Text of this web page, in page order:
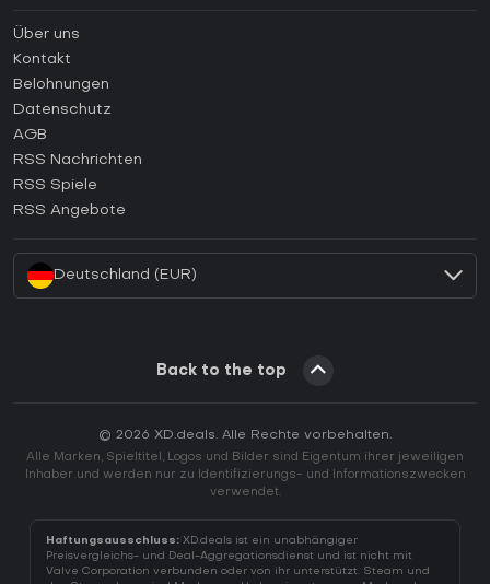
Anleitungen
Wie aktiviert man einen Steam CD Key?
Wie aktiviert man einen Epic Games CD Key?
Wie aktiviert man einen GOG CD Key?
Wie aktiviert man einen Ubisoft Connect CD Key?
Über uns
Kontakt
Belohnungen
Datenschutz
AGB
RSS Nachrichten
RSS Spiele
RSS Angebote
Deutschland (EUR)
Back to the top
© 2026 XD.deals. Alle Rechte vorbehalten.
Alle Marken, Spieltitel, Logos und Bilder sind Eigentum ihrer jeweiligen
Inhaber und werden nur zu Identifizierungs- und Informationszwecken
verwendet.
Haftungsausschluss: XD.deals ist ein unabhängiger
Preisvergleichs- und Deal-Aggregationsdienst und ist nicht mit
Valve Corporation verbunden oder von ihr unterstützt. Steam und